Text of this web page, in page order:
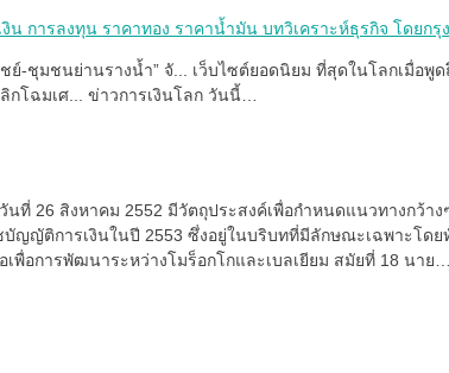
น การลงทุน ราคาทอง ราคาน้ำมัน บทวิเคราะห์ธุรกิจ โดยกรุ
ย์-ชุมชนย่านรางน้ำ” จั... เว็บไซต์ยอดนิยม ที่สุดในโลกเมื่อพู
กโฉมเศ... ข่าวการเงินโลก วันนี้…
ที่ 26 สิงหาคม 2552 มีวัตถุประสงค์เพื่อกำหนดแนวทางกว้า
ญัติการเงินในปี 2553 ซึ่งอยู่ในบริบทที่มีลักษณะเฉพาะโดย
พื่อการพัฒนาระหว่างโมร็อกโกและเบลเยียม สมัยที่ 18 นาย…